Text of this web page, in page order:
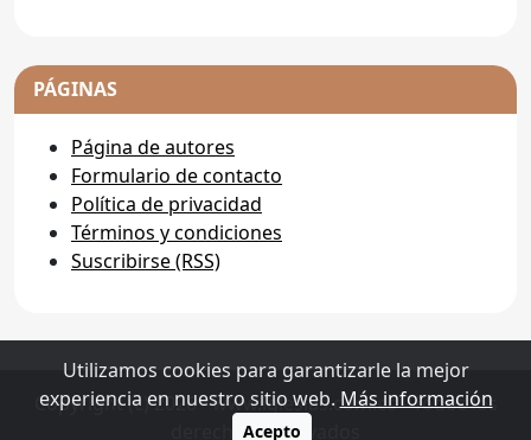
PÁGINAS
Página de autores
Formulario de contacto
Política de privacidad
Términos y condiciones
Suscribirse (RSS)
Copyright (c) 2026 - www.iglesias.com.es - Todos los
derechos reservados
Utilizamos cookies para garantizarle la mejor
experiencia en nuestro sitio web. Más información
Acepto